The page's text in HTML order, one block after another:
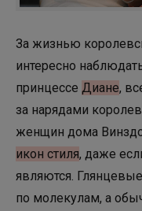
За жизнью
интересно
принцессе Диане,
за нарядами
женщин дома
икон стиля, даже
являются.
по молекулам, а